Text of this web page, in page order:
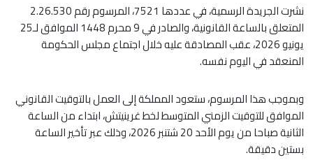
نشرت الجريدة الرسمية، في عددها 7521، المرسوم رقم 2.26.530
المتعلق بالساعة القانونية، والصادر في 9 محرم 1448 الموافق لـ25
يونيو 2026، عقب المصادقة عليه خلال اجتماع مجلس الحكومة
المنعقد في اليوم نفسه.
وبموجب هذا المرسوم، ستعود المملكة إلى العمل بالتوقيت القانوني
الموافق للتوقيت الزمني المتوسط لخط غرينيتش، ابتداء من الساعة
الثانية صباحا من يوم الأحد 20 شتنبر 2026، وذلك عبر تأخير الساعة
بستين دقيقة.